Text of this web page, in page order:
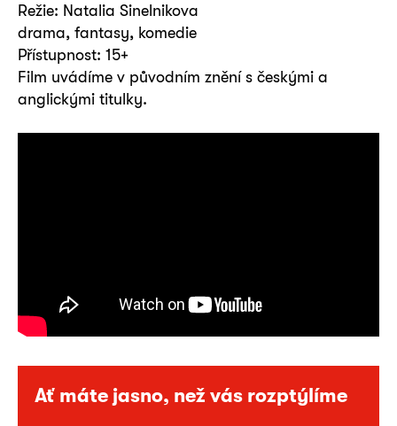
Ať máte jasno, než vás rozptýlíme
Režie: Natalia Sinelnikova
drama, fantasy, komedie
Přístupnost: 15+
Film uvádíme v původním znění s českými a
anglickými titulky.